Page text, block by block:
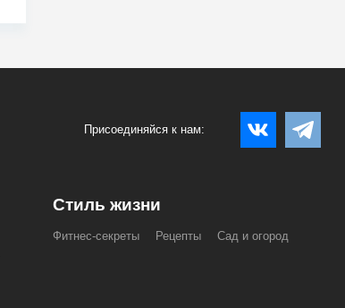
Присоединяйся к нам:
Стиль жизни
Фитнес-секреты Рецепты Сад и огород